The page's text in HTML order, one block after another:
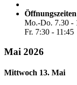
Mo.-Do. 7.30 -
Fr. 7:30 - 11:45
Mai 2026
Mittwoch 13. Mai